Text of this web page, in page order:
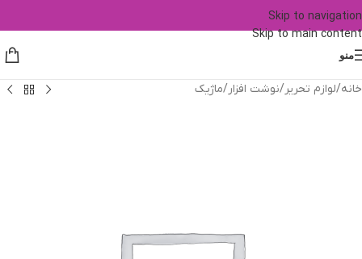
Skip to navigation
Skip to main content
منو
خانه/لوازم تحریر/نوشت افزار/ماژیک